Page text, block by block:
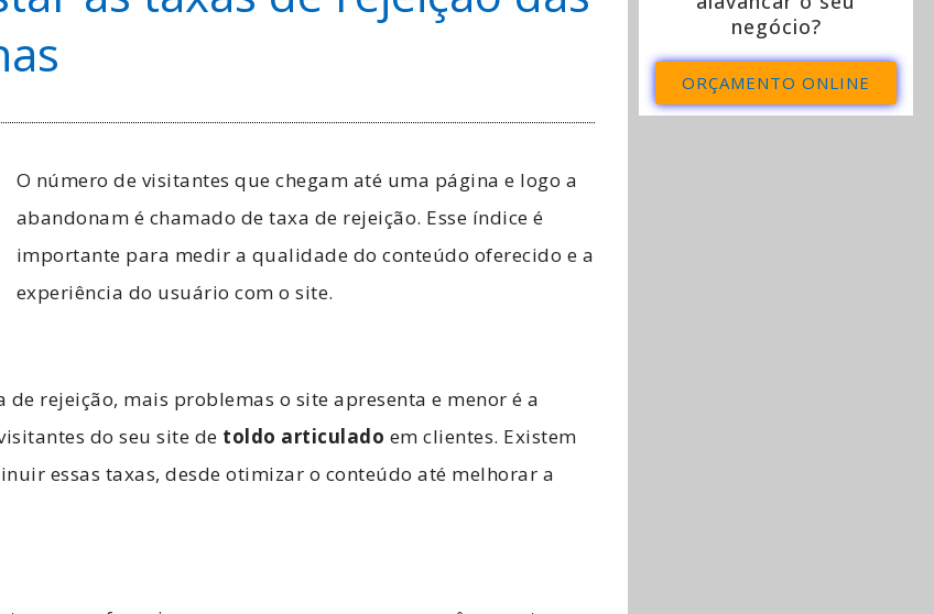
O número de visitantes que chegam até uma página e logo a
abandonam é chamado de taxa de rejeição. Esse índice é
importante para medir a qualidade do conteúdo oferecido e a
experiência do usuário com o site.
rejeição, mais problemas o site apresenta e menor é a
do seu site de toldo articulado em clientes. Existem
essas taxas, desde otimizar o conteúdo até melhorar a
negócio?
ORÇAMENTO ONLINE